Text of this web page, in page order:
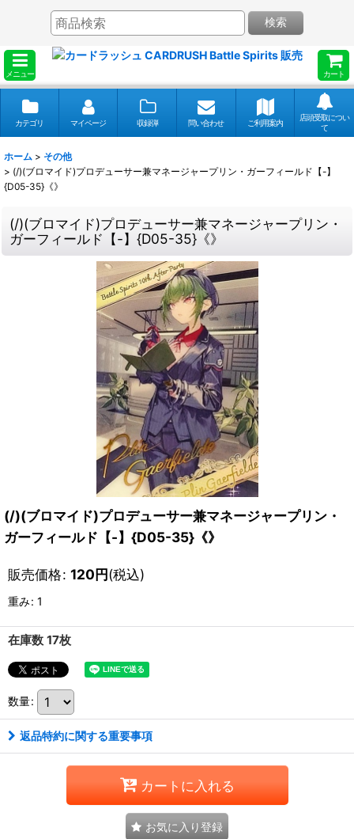
メニュー カート
検索
カテゴリ マイページ 収録弾 問い合わせ ご利用案内
店頭受取につい
て
ホーム > その他
> (/)(ブロマイド)プロデューサー兼マネージャープリン・ガーフィールド【-】
{D05-35}《》
(/)(ブロマイド)プロデューサー兼マネージャープリン・
ガーフィールド【-】{D05-35}《》
(/)(ブロマイド)プロデューサー兼マネージャープリン・
ガーフィールド【-】{D05-35}《》
販売価格: 120円(税込)
重み: 1
在庫数 17枚
数量:
返品特約に関する重要事項
カートに入れる
お気に入り登録